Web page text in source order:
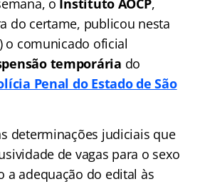
o Instituto AOCP,
do certame, publicou nesta
o comunicado oficial
temporária do
Penal do Estado de São
determinações judiciais que
de vagas para o sexo
a adequação do edital às